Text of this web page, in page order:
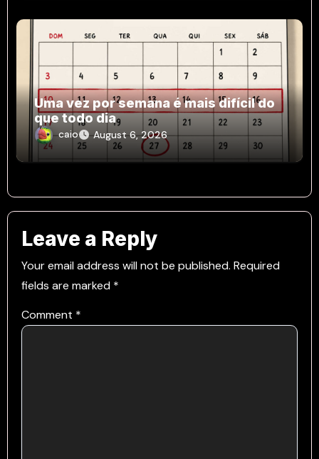
Uma vez por semana é mais difícil do
que todo dia
caio August 6, 2026
Leave a Reply
Your email address will not be published. Required
fields are marked *
Comment *